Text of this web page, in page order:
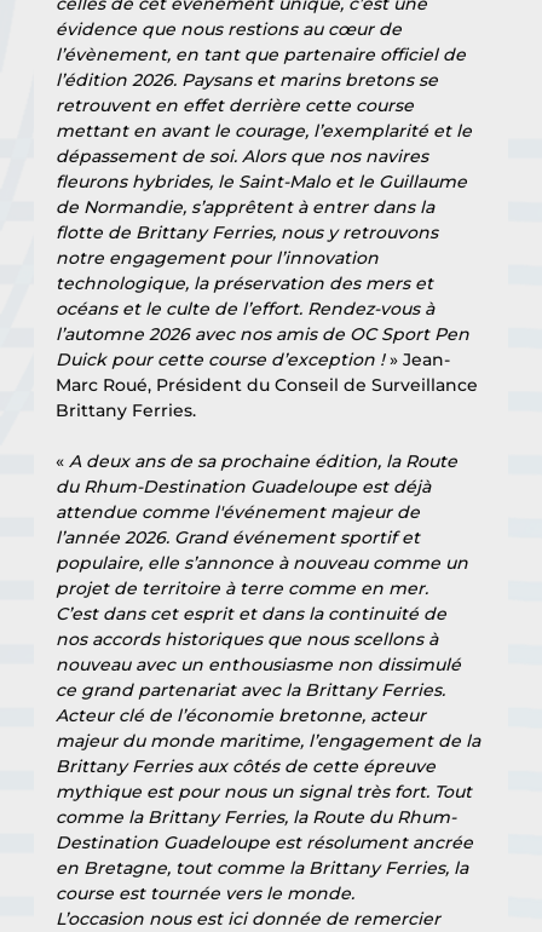
évidence que nous restions au cœur de
l’évènement, en tant que partenaire officiel de
l’édition 2026. Paysans et marins bretons se
retrouvent en effet derrière cette course
mettant en avant le courage, l’exemplarité et le
dépassement de soi. Alors que nos navires
fleurons hybrides, le Saint-Malo et le Guillaume
de Normandie, s’apprêtent à entrer dans la
flotte de Brittany Ferries, nous y retrouvons
notre engagement pour l’innovation
technologique, la préservation des mers et
océans et le culte de l’effort. Rendez-vous à
l’automne 2026 avec nos amis de OC Sport Pen
Duick pour cette course d’exception ! » Jean-
Marc Roué, Président du Conseil de Surveillance
Brittany Ferries.
« A deux ans de sa prochaine édition, la Route
du Rhum-Destination Guadeloupe est déjà
attendue comme l'événement majeur de
l’année 2026. Grand événement sportif et
populaire, elle s’annonce à nouveau comme un
projet de territoire à terre comme en mer.
C’est dans cet esprit et dans la continuité de
nos accords historiques que nous scellons à
nouveau avec un enthousiasme non dissimulé
ce grand partenariat avec la Brittany Ferries.
Acteur clé de l’économie bretonne, acteur
majeur du monde maritime, l’engagement de la
Brittany Ferries aux côtés de cette épreuve
mythique est pour nous un signal très fort. Tout
comme la Brittany Ferries, la Route du Rhum-
Destination Guadeloupe est résolument ancrée
en Bretagne, tout comme la Brittany Ferries, la
course est tournée vers le monde.
L’occasion nous est ici donnée de remercier